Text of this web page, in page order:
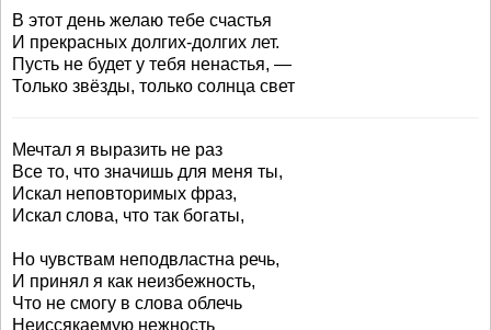
В этот день желаю тебе счастья
И прекрасных долгих-долгих лет.
Пусть не будет у тебя ненастья, —
Только звёзды, только солнца свет
Мечтал я выразить не раз
Все то, что значишь для меня ты,
Искал неповторимых фраз,
Искал слова, что так богаты,
Hо чувствам неподвластна речь,
И принял я как неизбежность,
Что не смогу в слова облечь
Hеиссякаемую нежность